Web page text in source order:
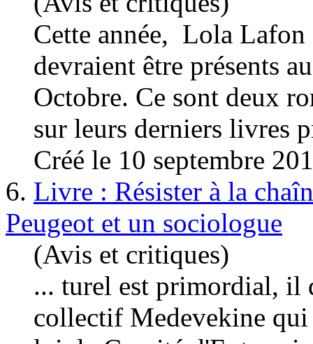
Cette année, Lola Lafon
devraient être présents
Octobre. Ce sont deux
sur leurs derniers livres
Créé le 10 septembre
6. Livre : Résister à la
Peugeot et un sociologue
(Avis et critiques)
... turel est primordial, il
collectif Medevekine